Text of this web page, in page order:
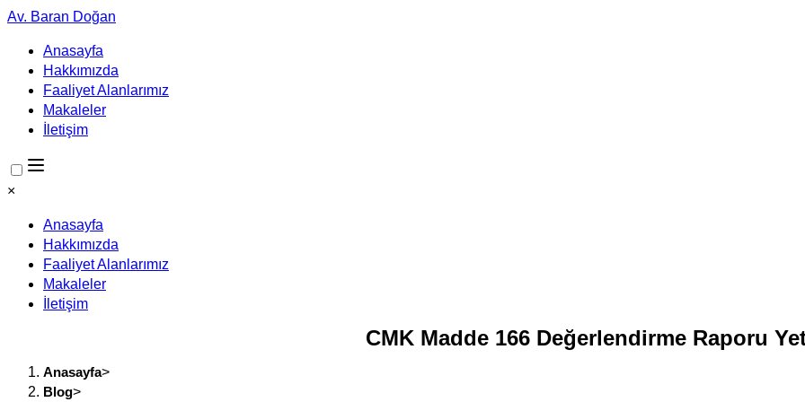
Av. Baran Doğan
Anasayfa
Hakkımızda
Faaliyet Alanlarımız
Makaleler
İletişim
×
Anasayfa
Hakkımızda
Faaliyet Alanlarımız
Makaleler
İletişim
CMK Madde 166 Değerlendirme Raporu
Anasayfa>
Blog>